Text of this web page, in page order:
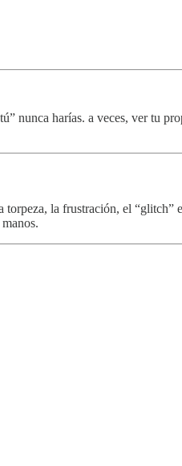
nunca harías. a veces, ver tu
torpeza, la frustración, el “glitch”